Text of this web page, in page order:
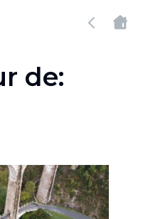
de: